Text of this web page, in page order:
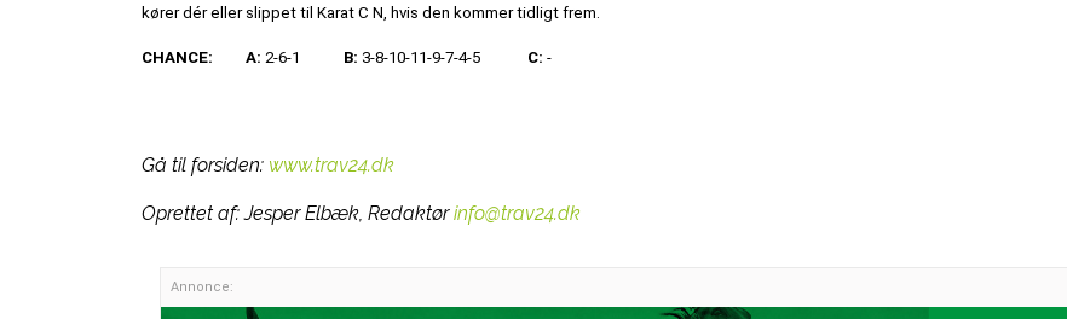
kører dér eller slippet til Karat C N, hvis den kommer tidligt frem.
CHANCE: A: 2-6-1 B: 3-8-10-11-9-7-4-5 C: -
Gå til forsiden: www.trav24.dk
Oprettet af:Jesper Elbæk, Redaktør info@trav24.dk
Annonce: